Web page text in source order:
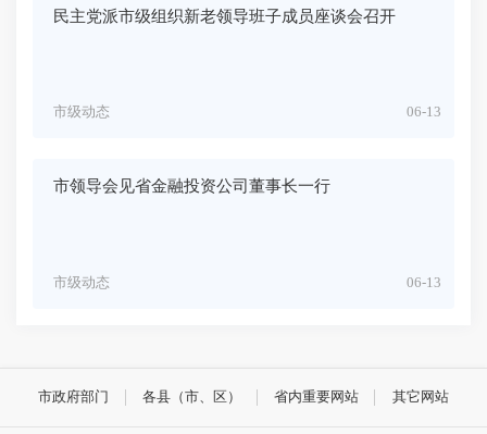
民主党派市级组织新老领导班子成员座谈会召开
06-13
市级动态
市领导会见省金融投资公司董事长一行
06-13
市级动态
市政府部门 各县（市、区） 省内重要网站 其它网站